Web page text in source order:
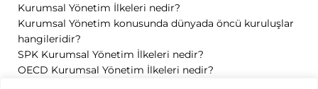
Kurumsal Yönetim İlkeleri nedir?
Kurumsal Yönetim konusunda dünyada öncü kuruluşlar
hangileridir?
SPK Kurumsal Yönetim İlkeleri nedir?
OECD Kurumsal Yönetim İlkeleri nedir?